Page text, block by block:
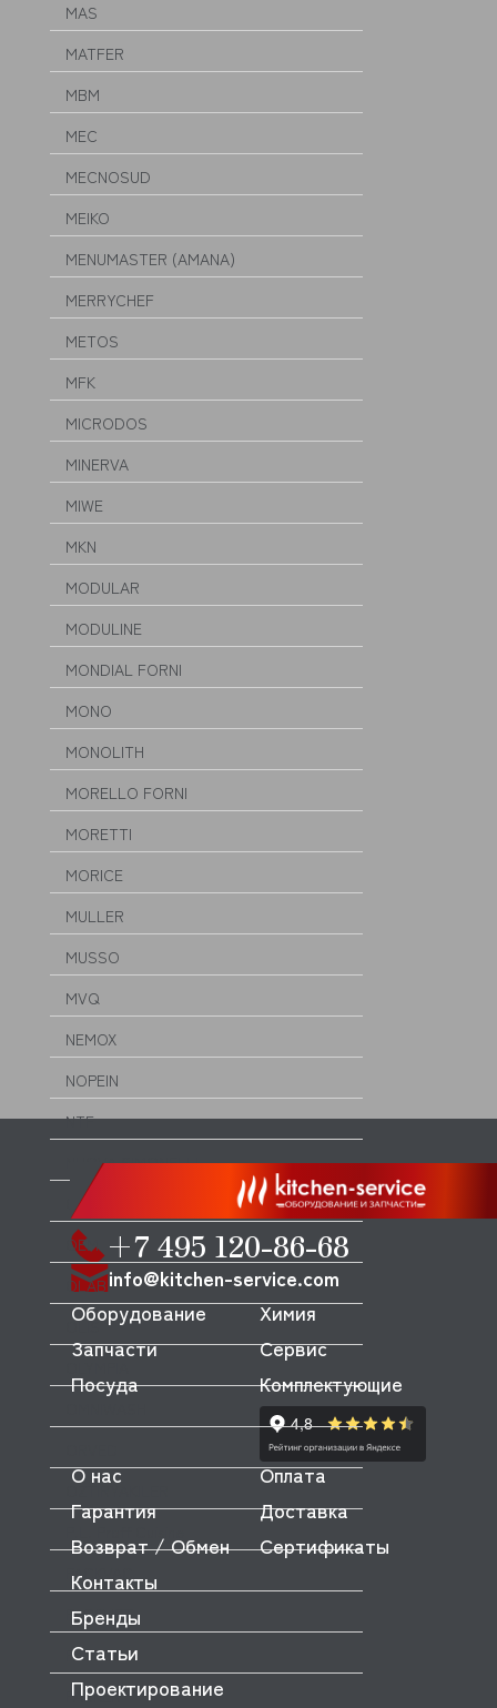
MAS
MATFER
MBM
MEC
MECNOSUD
MEIKO
MENUMASTER (AMANA)
MERRYCHEF
METOS
MFK
MICRODOS
MINERVA
MIWE
MKN
MODULAR
MODULINE
MONDIAL FORNI
MONO
MONOLITH
MORELLO FORNI
MORETTI
MORICE
MULLER
MUSSO
MVQ
NEMOX
NOPEIN
NTF
NUOVA SIMONELLI
ODE
OEM
OLAB
OLIS
PACKVAC
PACOJET
PANERO
PARKER
+7 495 120-86-68
info@kitchen-service.com
Оборудование
Запчасти
Посуда
Химия
Сервис
Комплектующие
О нас
Оплата
Гарантия
Доставка
Возврат / Обмен
Сертификаты
Контакты
Бренды
Статьи
Проектирование